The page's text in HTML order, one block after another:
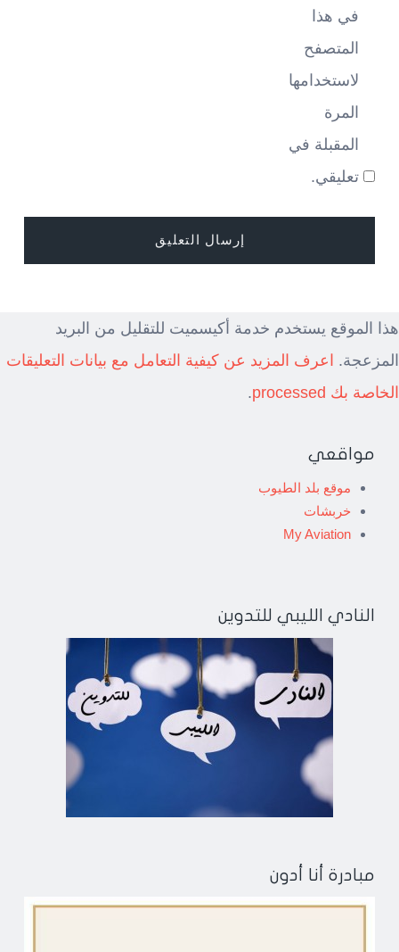
في هذا
المتصفح
لاستخدامها
المرة
المقبلة في
تعليقي.
هذا الموقع يستخدم خدمة أكيسميت للتقليل من البريد
المزعجة. اعرف المزيد عن كيفية التعامل مع بيانات التعليقات
الخاصة بك processed
.
مواقعي
موقع بلد الطيوب
خربشات
My Aviation
النادي الليبي للتدوين
مبادرة أنا أدون